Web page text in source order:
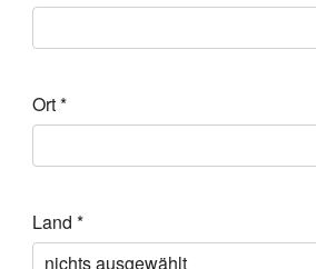
Ort*
Land *